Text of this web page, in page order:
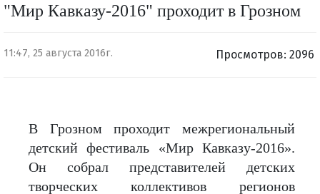
"Мир Кавказу-2016" проходит в Грозном
11:47, 25 августа 2016г. Просмотров: 2096
В Грозном проходит межрегиональный
детский фестиваль «Мир Кавказу-2016».
Он собрал представителей детских
творческих коллективов регионов